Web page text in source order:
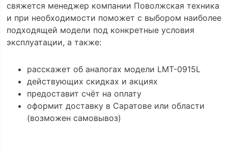
свяжется менеджер компании Поволжская техника
и при необходимости поможет с выбором наиболее
подходящей модели под конкретные условия
эксплуатации, а также:
расскажет об аналогах модели LMT-0915L
действующих скидках и акциях
предоставит счёт на оплату
оформит доставку в Саратове или области
(возможен самовывоз)